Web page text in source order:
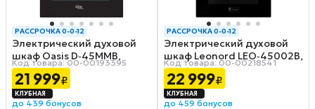
РАССРОЧКА 0-0-12
Электрический духовой
шкаф Oasis D‑45MMB,
черный
Код товара: 00-00193395
21 999₽
до 439 бонусов
РАССРОЧКА 0-0-12
Электрический духовой
шкаф Leonord LEO‑45002B,
черный
Код товара: 00-00218541
22 999₽
до 459 бонусов